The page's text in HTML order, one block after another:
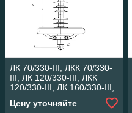
ЛК 70/330-III, ЛКК 70/330-
III, ЛК 120/330-III, ЛКК
120/330-III, ЛК 160/330-III,
ЛКК 160/330-III, изоляторы
Цену уточняйте